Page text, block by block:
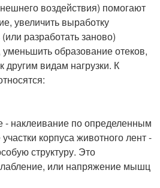
воздействия) помогают
увеличить выработку
разработать заново)
образование отеков,
другим видам нагрузки. К
- наклеивание по определенным
корпуса животного лент -
структуру. Это
или напряжение мышц